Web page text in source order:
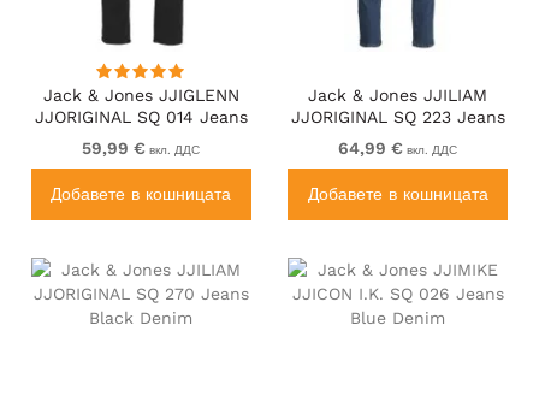
Jack & Jones JJIGLENN
JJORIGINAL SQ 014 Jeans
Black Denim
59,99 € вкл. ДДС
Добавете в кошницата
Jack & Jones JJILIAM
JJORIGINAL SQ 223 Jeans
Blue Denim
64,99 € вкл. ДДС
Добавете в кошницата